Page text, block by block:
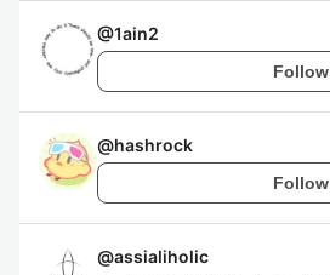
@1ain2
Follow
@hashrock
Follow
@assialiholic